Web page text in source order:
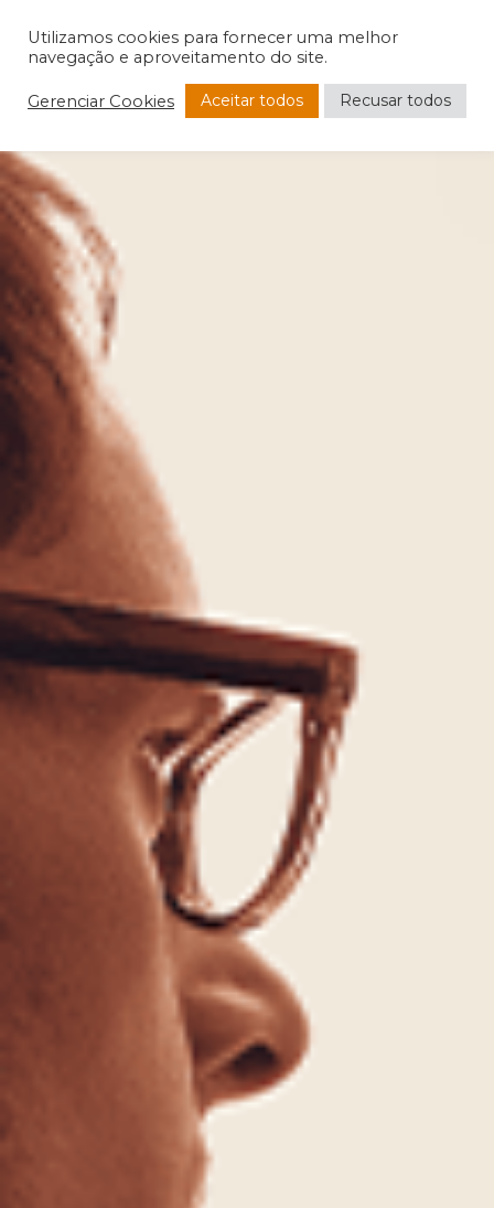
Utilizamos cookies para fornecer uma melhor
navegação e aproveitamento do site.
Gerenciar Cookies Aceitar todos Recusar todos